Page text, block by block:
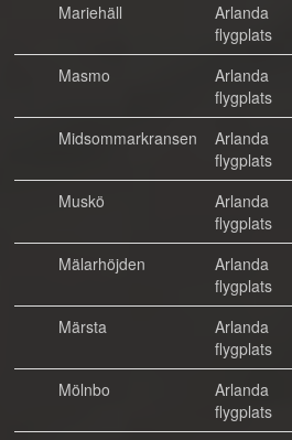
Mariehäll
Arlanda
flygplats
Masmo
Arlanda
flygplats
Midsommarkransen
Arlanda
flygplats
Muskö
Arlanda
flygplats
Mälarhöjden
Arlanda
flygplats
Märsta
Arlanda
flygplats
Mölnbo
Arlanda
flygplats